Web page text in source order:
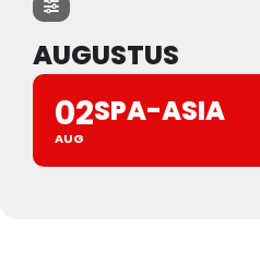
AUGUSTUS
02
AUG
SPA-ASIA